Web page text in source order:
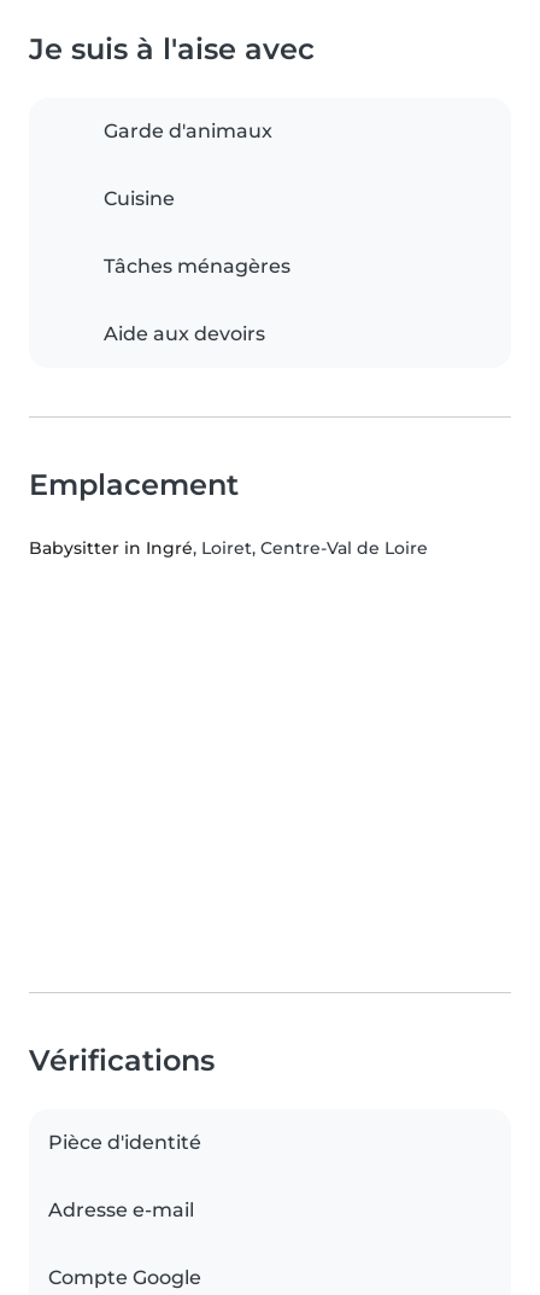
Je suis à l'aise avec
Garde d'animaux
Cuisine
Tâches ménagères
Aide aux devoirs
Emplacement
Babysitter in Ingré, Loiret, Centre-Val de Loire
Vérifications
Pièce d'identité
Adresse e-mail
Compte Google